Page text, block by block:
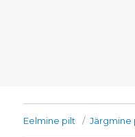
Eelmine pilt Järgmine